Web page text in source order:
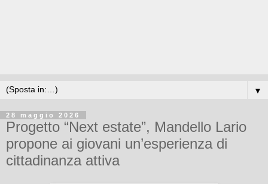
▼
28 maggio 2026
Progetto “Next estate”, Mandello Lario
propone ai giovani un’esperienza di
cittadinanza attiva